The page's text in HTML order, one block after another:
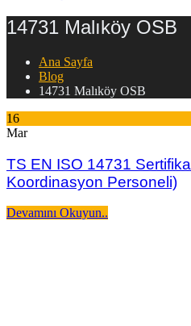
14731 Malıköy OSB
Ana Sayfa
Blog
14731 Malıköy OSB
16
Mar
TS EN ISO 14731
Koordinasyon Personeli)
Devamını Okuyun..